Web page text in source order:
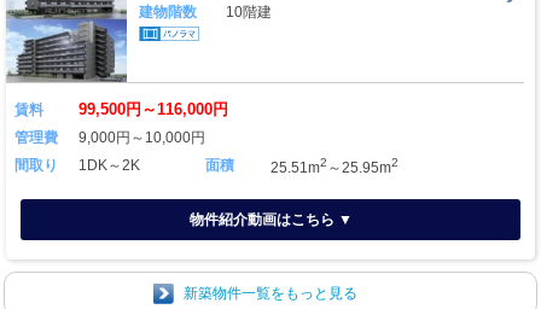
建物階数
10階建
賃料 99,500円～116,000円
管理費
9,000円～10,000円
間取り
1DK～2K 面積 25.51m2 ～25.95m2
物件紹介動画はこちら ▼
新築物件一覧をもっと見る